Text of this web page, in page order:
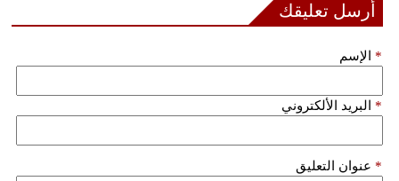
أرسل تعليقك
الإسم *
البريد الألكتروني *
عنوان التعليق *